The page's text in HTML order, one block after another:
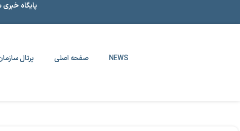
پایگاه خبری
NEWS صفحه اصلی پرتال